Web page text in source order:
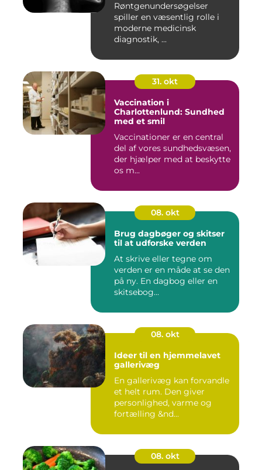
Røntgenundersøgelser
spiller en væsentlig rolle i
moderne medicinsk
diagnostik, ...
31. okt
Vaccination i
Charlottenlund: Sundhed
med et smil
Vaccinationer er en central
del af vores sundhedsvæsen,
der hjælper med at beskytte
os m...
08. okt
Brug dagbøger og skitser
til at udforske verden
At skrive eller tegne om
verden er en måde at se den
på ny. En dagbog eller en
skitsebog...
08. okt
Ideer til en hjemmelavet
gallerivæg
En gallerivæg kan forvandle
et helt rum. Den giver
personlighed, varme og
fortælling &nd...
08. okt